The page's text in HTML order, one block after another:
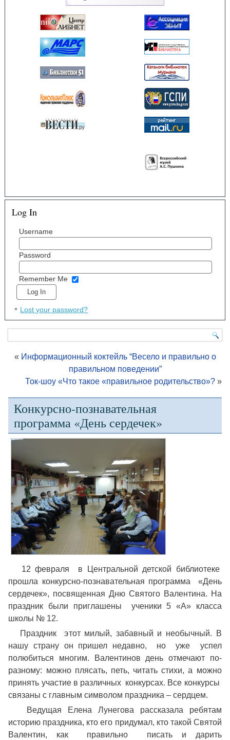
Log In
Username
Password
Remember Me
Lost your password?
« Информационный коктейль “Весело и правильно о
правильном поведении”
Ток-шоу «Что такое «правильное родительство»?»
Конкурсно-познавательная
программа «День сердечек»
12 февраля в Центральной детской библиотеке
прошла конкурсно-познавательная программа «День
сердечек», посвященная Дню Святого Валентина. На
праздник были приглашены ученики 5 «А» класса
школы № 12.
Праздник этот милый, забавный и необычный. В
нашу страну он пришел недавно, но уже успел
полюбиться многим. Валентинов день отмечают по-
разному: можно плясать, петь, читать стихи, а можно
принять участие в различных конкурсах. Все конкурсы
связаны с главным символом праздника – сердцем.
Ведущая Елена Лунегова рассказала ребятам
историю праздника, кто его придумал, кто такой Святой
Валентин, как правильно писать и дарить